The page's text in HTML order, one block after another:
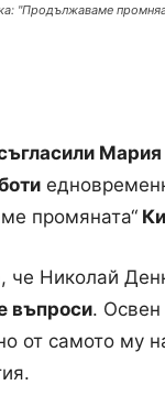
"Продължаваме
промяната“
че Николай
въпроси.
от самото му